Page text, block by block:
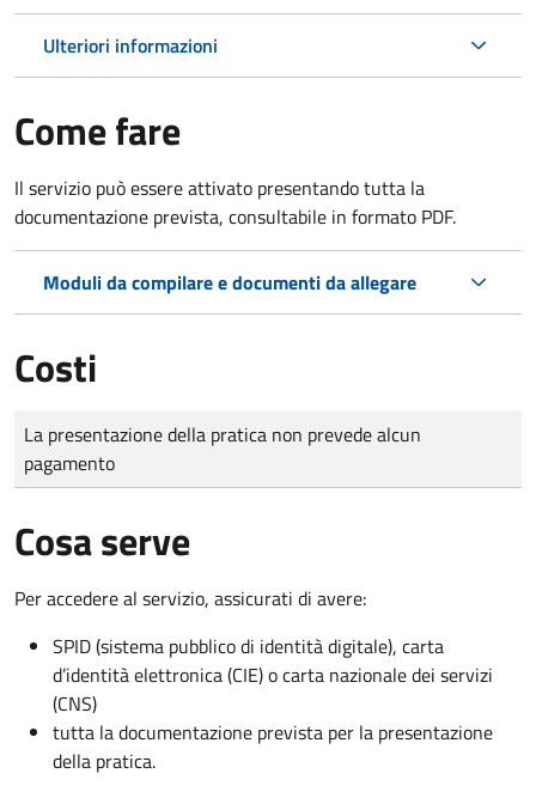
Ulteriori informazioni
Come fare
Il servizio può essere attivato presentando tutta la
documentazione prevista, consultabile in formato PDF.
Moduli da compilare e documenti da allegare
Costi
Tipo di pagamento
Importo
La presentazione della pratica non prevede alcun
pagamento
Cosa serve
Per accedere al servizio, assicurati di avere:
SPID (sistema pubblico di identità digitale), carta
d’identità elettronica (CIE) o carta nazionale dei servizi
(CNS)
tutta la documentazione prevista per la presentazione
della pratica.